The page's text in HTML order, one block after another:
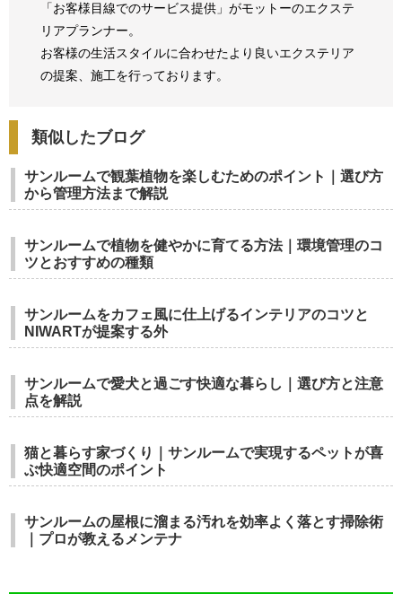
「お客様目線でのサービス提供」がモットーのエクステ
リアプランナー。
お客様の生活スタイルに合わせたより良いエクステリア
の提案、 施工を行っております。
類似したブログ
サンルームで観葉植物を楽しむためのポイント｜選び方
から管理方法まで解説
サンルームで植物を健やかに育てる方法｜環境管理のコ
ツとおすすめの種類
サンルームをカフェ風に仕上げるインテリアのコツと
NIWARTが提案する外
サンルームで愛犬と過ごす快適な暮らし｜選び方と注意
点を解説
猫と暮らす家づくり｜サンルームで実現するペットが喜
ぶ快適空間のポイント
サンルームの屋根に溜まる汚れを効率よく落とす掃除術
｜プロが教えるメンテナ